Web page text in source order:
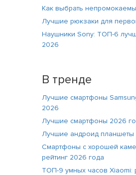
Как выбрать
Лучшие рюкзаки для
Наушники Sony: ТОП-6
2026
В тренде
Лучшие смартфоны
2026
Лучшие смартфоны 2026
Лучшие андроид планшеты
Смартфоны с хорошей
рейтинг 2026 года
ТОП-9 умных часов Xiaomi: